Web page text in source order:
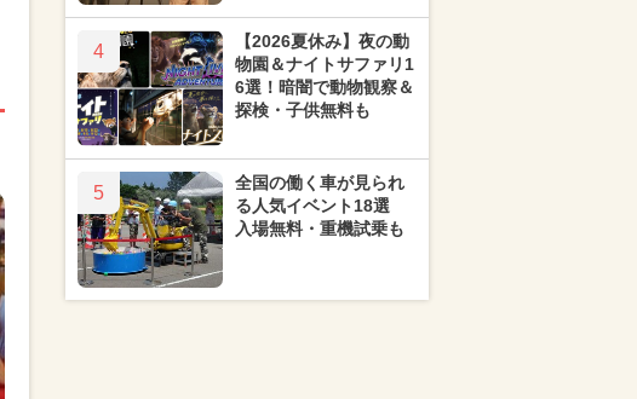
4
【2026夏休み】夜の動
物園＆ナイトサファリ1
6選！暗闇で動物観察＆
探検・子供無料も
5
全国の働く車が見られ
る人気イベント18選
入場無料・重機試乗も